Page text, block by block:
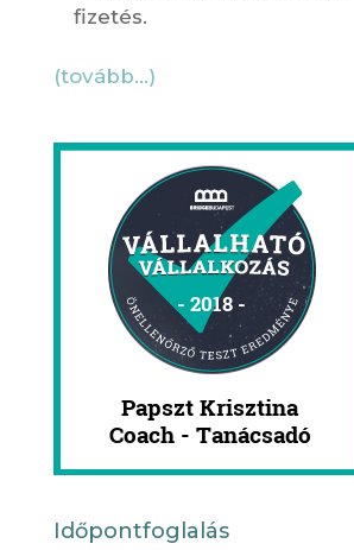
fizetés.
(tovább…)
Időpontfoglalás